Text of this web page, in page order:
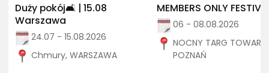
Duży pokój🛋️ | 15.08
Warszawa
24.07 - 15.08.2026
Chmury, WARSZAWA
MEMBERS ONLY
06 - 08.08.2026
NOCNY TARG
POZNAŃ